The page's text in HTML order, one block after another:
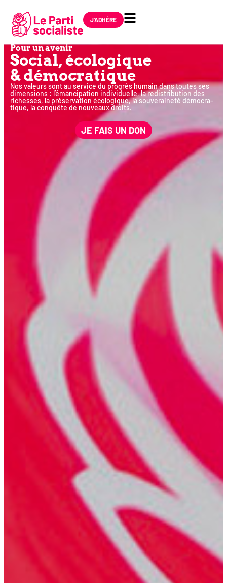
J'ADHÈRE
Pour un avenir
Social, éco­lo­gique
& démocratique
Nos valeurs sont au ser­vice du pro­grès humain dans toutes ses
dimen­sions : l’émancipation indi­vi­duelle, la redis­tri­bu­tion des
richesses, la pré­ser­va­tion éco­lo­gique, la sou­ve­rai­ne­té démo­cra­
tique, la conquête de nou­veaux droits.
JE FAIS UN DON